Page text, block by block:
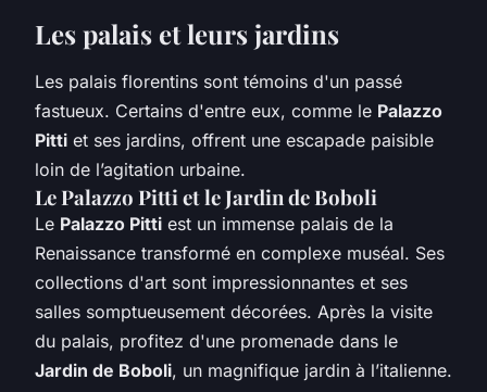
Les palais et leurs jardins
Les palais florentins sont témoins d'un passé
fastueux. Certains d'entre eux, comme le Palazzo
Pitti et ses jardins, offrent une escapade paisible
loin de l’agitation urbaine.
Le Palazzo Pitti et le Jardin de Boboli
Le Palazzo Pitti est un immense palais de la
Renaissance transformé en complexe muséal. Ses
collections d'art sont impressionnantes et ses
salles somptueusement décorées. Après la visite
du palais, profitez d'une promenade dans le
Jardin de Boboli, un magnifique jardin à l’italienne.